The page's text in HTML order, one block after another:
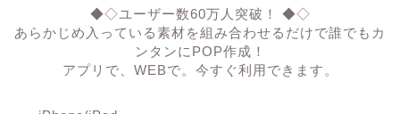
◆◇ユーザー数60万人突破！ ◆◇
あらかじめ入っている素材を組み合わせるだけで誰でもカ
ンタンにPOP作成！
アプリで、WEBで。今すぐ利用できます。